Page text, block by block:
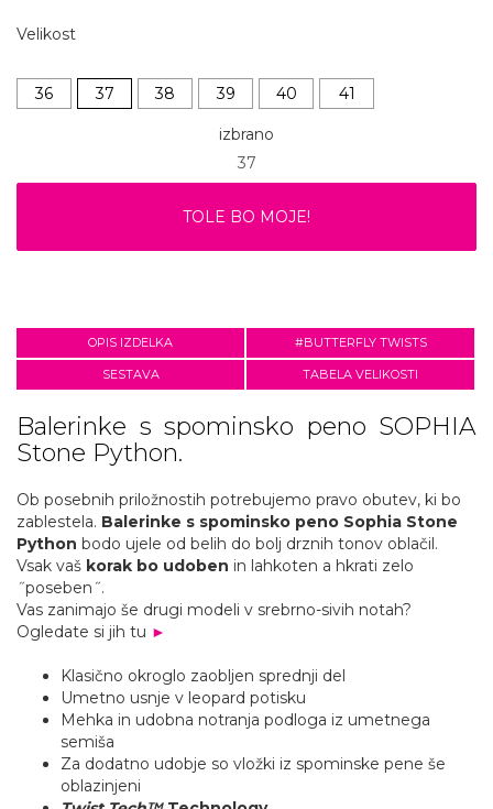
Velikost
36 37 38 39 40 41
izbrano
37
TOLE BO MOJE!
OPIS IZDELKA #BUTTERFLY TWISTS
SESTAVA TABELA VELIKOSTI
Balerinke s spominsko peno SOPHIA
Stone Python.
Ob posebnih priložnostih potrebujemo pravo obutev, ki bo
zablestela. Balerinke s spominsko peno Sophia Stone
Python bodo ujele od belih do bolj drznih tonov oblačil.
Vsak vaš korak bo udoben in lahkoten a hkrati zelo
˝poseben˝.
Vas zanimajo še drugi modeli v srebrno-sivih notah?
Ogledate si jih tu ►
Klasično okroglo zaobljen sprednji del
Umetno usnje v leopard potisku
Mehka in udobna notranja podloga iz umetnega
semiša
Za dodatno udobje so vložki iz spominske pene še
oblazinjeni